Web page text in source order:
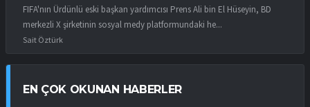
FIFA'nın Ürdünlü eski başkan yardımcısı Prens Ali bin El Hüseyin, BD
merkezli X şirketinin sosyal medy platformundaki he...
Sait Öztürk
EN ÇOK OKUNAN HABERLER